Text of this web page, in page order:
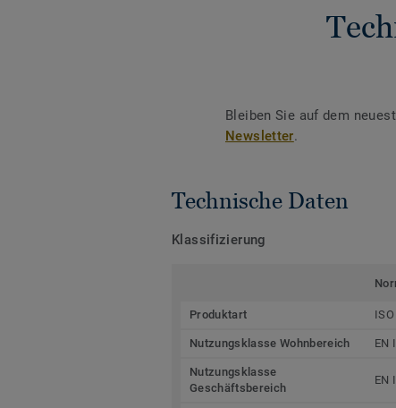
Bleiben Sie auf dem
Newsletter.
Technische Daten
Klassifizierung
Produktart
Nutzungsklasse Wohnbereich EN
Nutzungsklasse
Geschäftsbereich
EN